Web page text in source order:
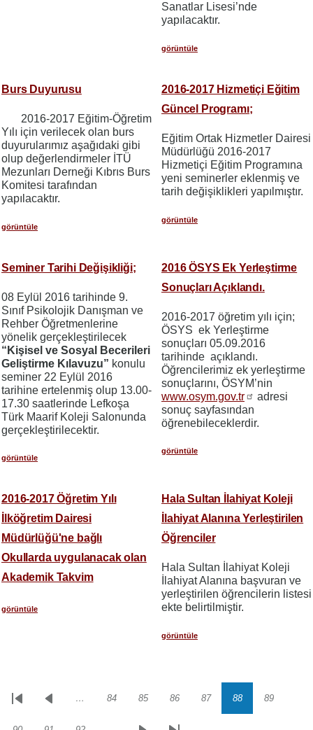
Sanatlar Lisesi’nde
yapılacaktır.
görüntüle
Burs Duyurusu
2016-2017 Eğitim-Öğretim
Yılı için verilecek olan burs
duyurularımız aşağıdaki gibi
olup değerlendirmeler İTÜ
Mezunları Derneği Kıbrıs Burs
Komitesi tarafından
yapılacaktır.
görüntüle
2016-2017 Hizmetiçi Eğitim
Güncel Programı;
Eğitim Ortak Hizmetler Dairesi
Müdürlüğü 2016-2017
Hizmetiçi Eğitim Programına
yeni seminerler eklenmiş ve
tarih değişiklikleri yapılmıştır.
görüntüle
Seminer Tarihi Değişikliği;
08 Eylül 2016 tarihinde 9.
Sınıf Psikolojik Danışman ve
Rehber Öğretmenlerine
yönelik gerçekleştirilecek
“Kişisel ve Sosyal Becerileri
Geliştirme Kılavuzu” konulu
seminer 22 Eylül 2016
tarihine ertelenmiş olup 13.00-
17.30 saatlerinde Lefkoşa
Türk Maarif Koleji Salonunda
gerçekleştirilecektir.
görüntüle
2016 ÖSYS Ek Yerleştirme
Sonuçları Açıklandı.
2016-2017 öğretim yılı için;
ÖSYS ek Yerleştirme
sonuçları 05.09.2016
tarihinde açıklandı.
Öğrencilerimiz ek yerleştirme
sonuçlarını, ÖSYM’nin
www.osym.gov.tr
adresi
sonuç sayfasından
öğrenebileceklerdir.
görüntüle
2016-2017 Öğretim Yılı
İlköğretim Dairesi
Müdürlüğü'ne bağlı
Okullarda uygulanacak olan
Akademik Takvim
görüntüle
Hala Sultan İlahiyat Koleji
İlahiyat Alanına Yerleştirilen
Öğrenciler
Hala Sultan İlahiyat Koleji
İlahiyat Alanına başvuran ve
yerleştirilen öğrencilerin listesi
ekte belirtilmiştir.
görüntüle
Sayfalama
İlk
Önceki… Sayfa
84 Sayfa
85 Sayfa
86 Sayfa
87 Sayfa
88 Sayfa
89